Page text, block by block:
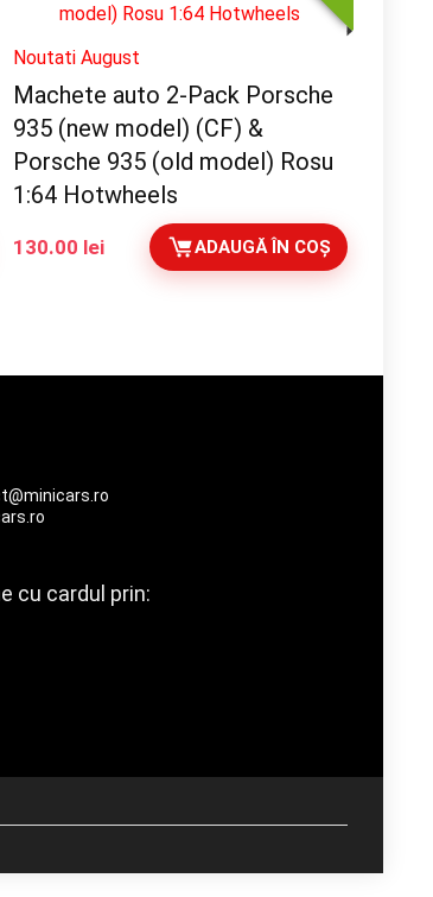
Noutati August
Machete auto 2-Pack Porsche
935 (new model) (CF) &
Porsche 935 (old model) Rosu
1:64 Hotwheels
130.00 lei ADAUGĂ ÎN COȘ
cu cardul prin: